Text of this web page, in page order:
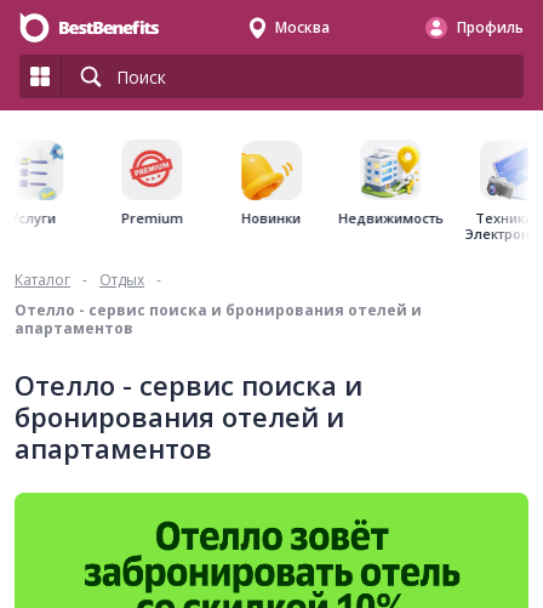
Москва Профиль
Услуги Premium Новинки Недвижимость
Техника
Каталог - Отдых -
Отелло - сервис поиска и бронирования отелей и
апартаментов
Отелло - сервис поиска и
бронирования отелей и
апартаментов